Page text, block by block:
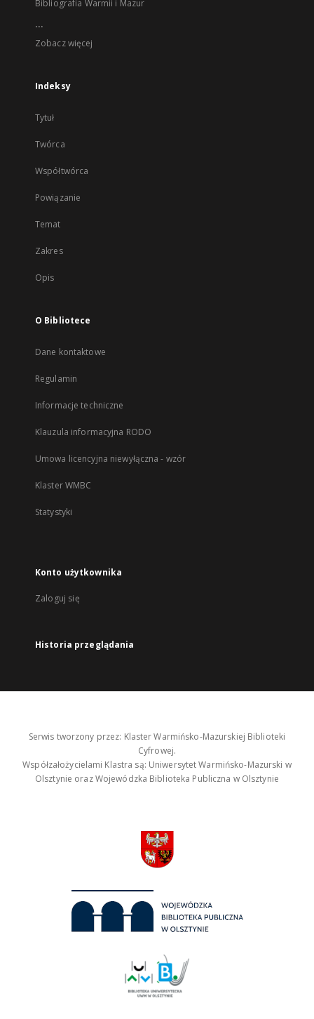
Bibliografia Warmii i Mazur
...
Zobacz więcej
Indeksy
Tytuł
Twórca
Współtwórca
Powiązanie
Temat
Zakres
Opis
O Bibliotece
Dane kontaktowe
Regulamin
Informacje techniczne
Klauzula informacyjna RODO
Umowa licencyjna niewyłączna - wzór
Klaster WMBC
Statystyki
Konto użytkownika
Zaloguj się
Historia przeglądania
Serwis tworzony przez: Klaster Warmińsko-Mazurskiej Biblioteki
Cyfrowej.
Współzałożycielami Klastra są: Uniwersytet Warmińsko-Mazurski w
Olsztynie oraz Wojewódzka Biblioteka Publiczna w Olsztynie